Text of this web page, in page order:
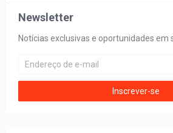
Newsletter
Notícias exclusivas e oportunidades em